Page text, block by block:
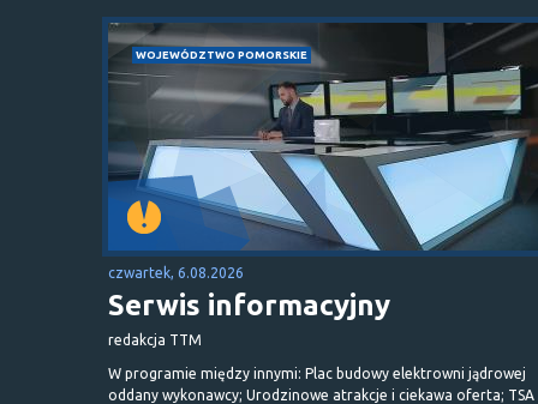
WOJEWÓDZTWO POMORSKIE
czwartek, 6.08.2026
Serwis informacyjny
redakcja TTM
W programie między innymi: Plac budowy elektrowni jądrowej
oddany wykonawcy; Urodzinowe atrakcje i ciekawa oferta; TSA